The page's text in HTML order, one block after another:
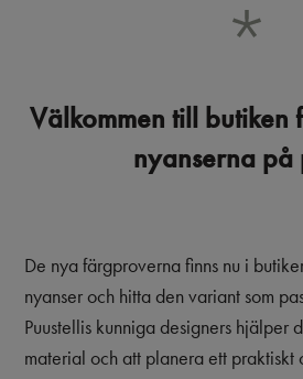
Välkommen till butiken
nyanserna på
De nya färgproverna finns nu i
nyanser och hitta den variant som
Puustellis kunniga designers hjälper
material och att planera ett praktiskt